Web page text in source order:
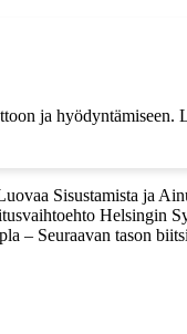
ja hyödyntämiseen.
Sisustamista ja
Helsingin
– Seuraavan tason